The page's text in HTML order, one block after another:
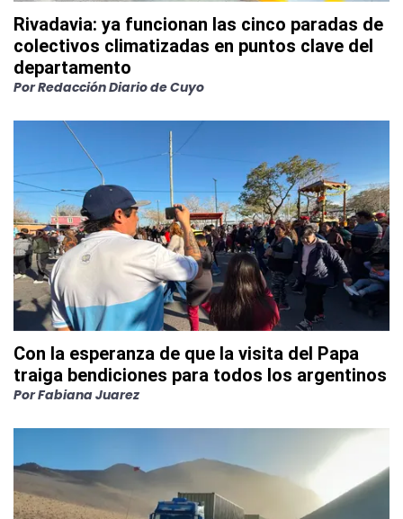
Rivadavia: ya funcionan las cinco paradas de
colectivos climatizadas en puntos clave del
departamento
PorRedacción Diario de Cuyo
Con la esperanza de que la visita del Papa
traiga bendiciones para todos los argentinos
PorFabiana Juarez